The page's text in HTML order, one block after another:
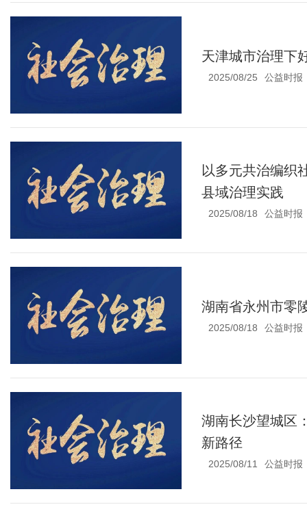
天津城市治理下
2025/08/25 公益时报
以多元共治编
县域治理实践
2025/08/18 公益时报
湖南省永州市零
2025/08/18 公益时报
湖南长沙望城区
新路径
2025/08/11 公益时报